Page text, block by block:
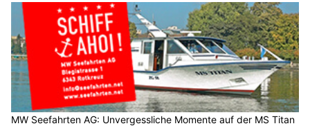
MW Seefahrten AG: Unvergessliche Momente auf der MS Titan